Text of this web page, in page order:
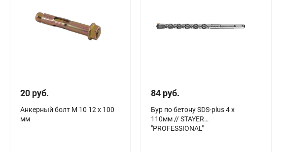
20 руб.
Анкерный болт М 10 12 х 100
мм
84 руб.
Бур по бетону SDS-plus 4 х
110мм // STAYER
"PROFESSIONAL"